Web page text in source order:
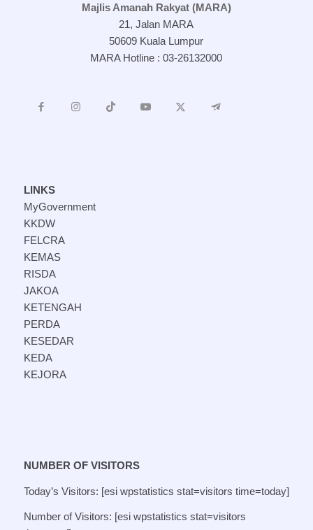
Majlis Amanah Rakyat (MARA)
21, Jalan MARA
50609 Kuala Lumpur
MARA Hotline : 03-26132000
LINKS
MyGovernment
KKDW
FELCRA
KEMAS
RISDA
JAKOA
KETENGAH
PERDA
KESEDAR
KEDA
KEJORA
NUMBER OF VISITORS
Today’s Visitors: [esi wpstatistics stat=visitors time=today]
Number of Visitors: [esi wpstatistics stat=visitors